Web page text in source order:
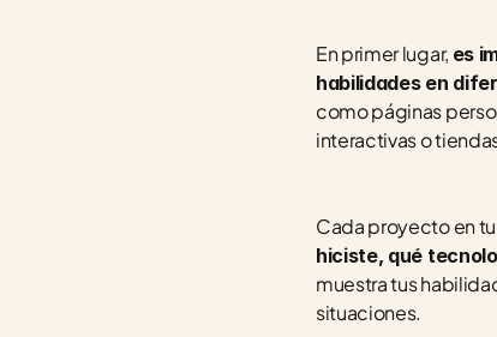
En primer lugar, es
habilidades en
como páginas
interactivas o
Cada proyecto en
hiciste, qué
muestra tus
situaciones.